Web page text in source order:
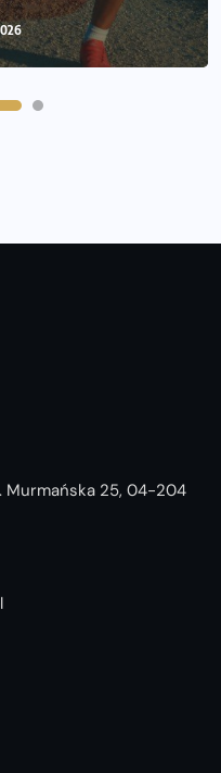
Murmańska 25, 04-204